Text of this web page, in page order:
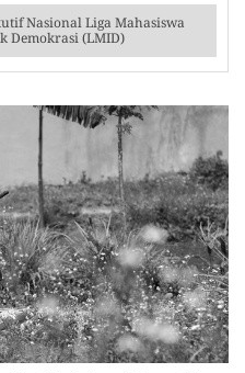
Nasional Liga Mahasiswa
Demokrasi (LMID)